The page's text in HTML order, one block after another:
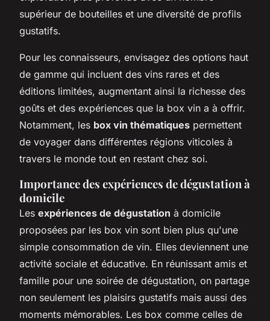
supérieur de bouteilles et une diversité de profils
gustatifs.
Pour les connaisseurs, envisagez des options haut
de gamme qui incluent des vins rares et des
éditions limitées, augmentant ainsi la richesse des
goûts et des expériences que la box vin a à offrir.
Notamment, les box vin thématiques permettent
de voyager dans différentes régions viticoles à
travers le monde tout en restant chez soi.
Importance des expériences de dégustation à
domicile
Les expériences de dégustation à domicile
proposées par les box vin sont bien plus qu'une
simple consommation de vin. Elles deviennent une
activité sociale et éducative. En réunissant amis et
famille pour une soirée de dégustation, on partage
non seulement les plaisirs gustatifs mais aussi des
moments mémorables. Les box comme celles de